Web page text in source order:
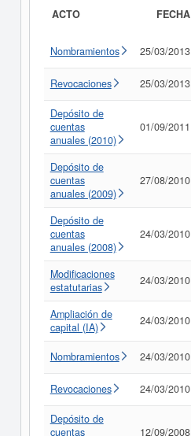
ACTO FECHA
Nombramientos 25/03/2013
Revocaciones 25/03/2013
Depósito de
cuentas
anuales (2010)
01/09/2011
Depósito de
cuentas
anuales (2009)
27/08/2010
Depósito de
cuentas
anuales (2008)
24/03/2010
Modificaciones
estatutarias
24/03/2010
Ampliación de
capital (IA)
24/03/2010
Nombramientos 24/03/2010
Revocaciones 24/03/2010
Depósito de
cuentas
12/09/2008